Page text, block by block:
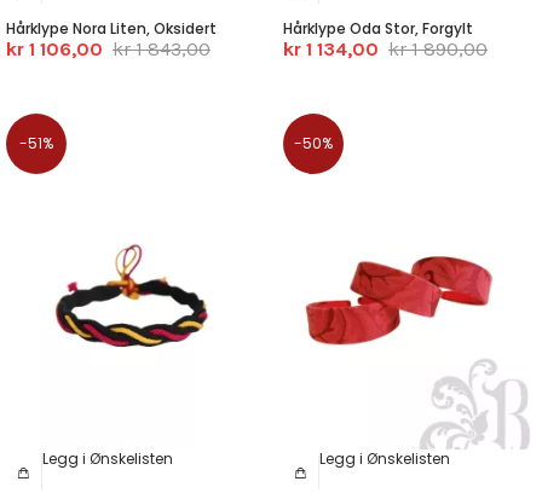
Hårklype Nora Liten, Oksidert
kr 1 106,00 kr 1 843,00
Hårklype Oda Stor, Forgylt
kr 1 134,00 kr 1 890,00
-51%
Legg i Ønskelisten
-50%
Legg i Ønskelisten